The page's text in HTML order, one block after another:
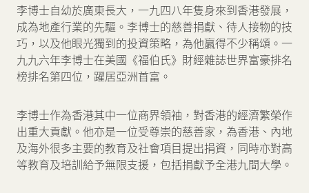
李博士自幼於廣東長大，一九四八年隻身來到香港發展，
成為地產行業的先驅。李博士的慈善捐獻、待人接物的技
巧，以及他眼光獨到的投資策略，為他贏得不少稱頌。一
九九六年李博士在美國《福伯氏》財經雜誌世界富豪排名
榜排名第四位，躍居亞洲首富。
李博士作為香港其中一位商界領袖，對香港的經濟繁榮作
出重大貢獻。他亦是一位受尊崇的慈善家，為香港、內地
及海外很多主要的教育及社會項目提出捐資，同時亦對高
等教育及培訓給予無限支援，包括捐獻予全港九間大學。